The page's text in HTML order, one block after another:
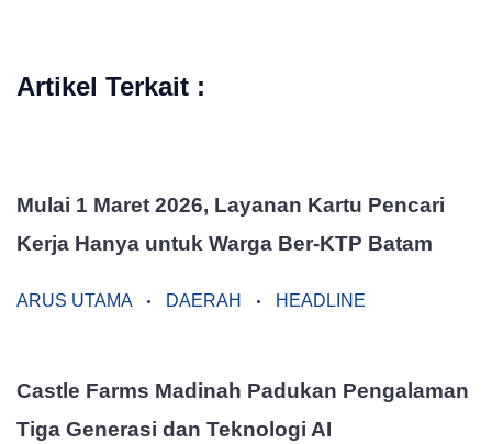
Artikel Terkait :
Mulai 1 Maret 2026, Layanan Kartu Pencari
Kerja Hanya untuk Warga Ber-KTP Batam
ARUS UTAMA DAERAH HEADLINE
Castle Farms Madinah Padukan Pengalaman
Tiga Generasi dan Teknologi AI